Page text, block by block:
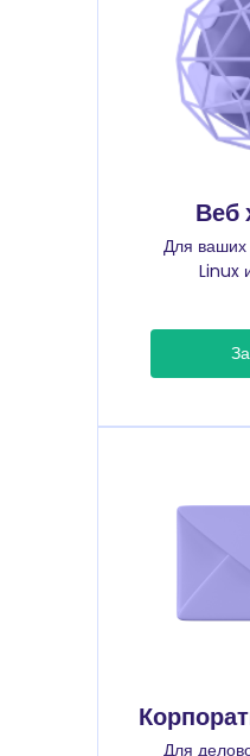
Веб
Для ваших
Linux
Для